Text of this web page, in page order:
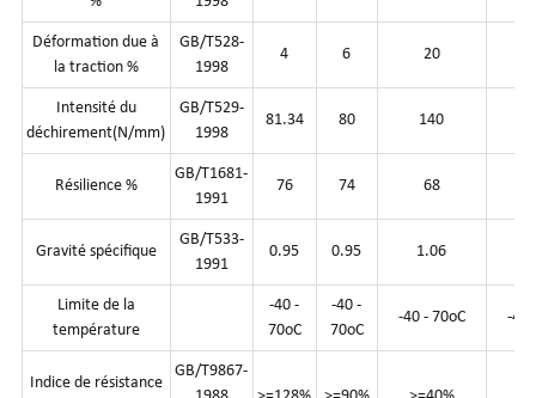
Déformation due à
la traction %
GB/T528-
1998
4 6 20
Intensité du
déchirement(N/mm)
GB/T529-
1998
81.34 80 140
Résilience %
GB/T1681-
1991
76 74 68
Gravité spécifique
GB/T533-
1991
0.95 0.95 1.06
Limite de la
température
-40 -
70oC
-40 -
70oC
-40 - 70oC -40
Indice de résistance
GB/T9867-